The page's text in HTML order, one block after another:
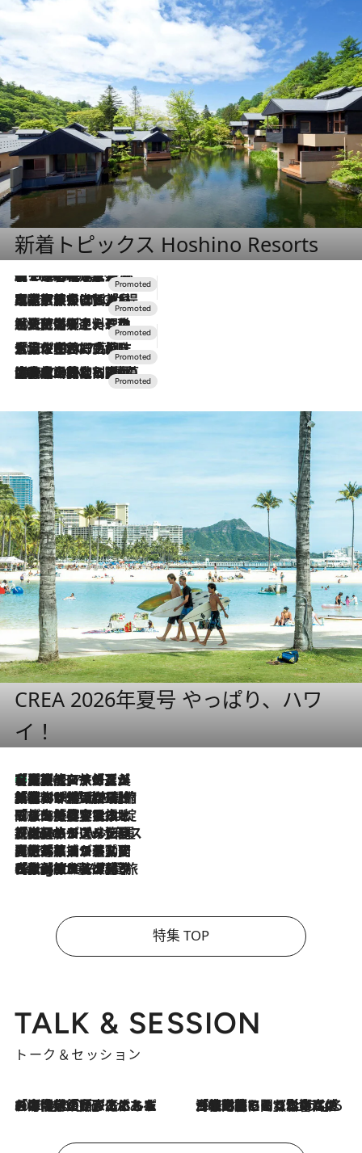
新着トピックス Hoshino Resorts
2026.8.7
【トンボの足水浴】ヒノキの香りに包まれて涼感マックス！約13℃の湧水かけ流しを避暑地「星野温泉 トンボの湯」で体験
2026.7.31
【ホテル帰省】という選択肢をOMOが提案。家族とほどよい距離を保つには「昼は実家、夜は気兼ねなくホテルで！」
2026.7.24
【夏限定ディナーコース】旬を迎える稚鮎や花ズッキーニなどをイタリア・トスカーナの郷土料理の手法で満喫！
2026.7.17
「土佐和ハーブかき氷」がOMO7高知に登場！生姜、山椒、大葉など目にも舌にも涼を呼ぶ郷土の味
2026.7.10
NEW OPEN！【界 草津】名湯の地に誕生。趣の異なる2種の温泉と上州ならではの会席・蕎麦割烹など美食を味わう究極の癒やし旅
CREA 2026年夏号 やっぱり、ハワ
イ！
2026.8.7
【厳選旅コスメ】「多機能アイテムがメイン！」旅好き美容エディターが選んだ夏旅ベストコスメを発表【Mサイズジップ】
2026.8.6
「荷物が増えるほど旅ストレスは増す」美容ジャーナリストがたどり着いた最終結論。“化粧品を劇的に減らす”感動の凝縮美容とは
2026.8.6
「旅先には金髪ウィッグを持参」日本と同じメイクでは損してる!? 美容ジャーナリストが提案する“掟破りの旅美容”とは
2026.8.6
【厳選旅コスメ】「身軽さ＆UV対策重視！」ヘアアーティストshucoが選んだ夏旅ベストコスメを発表【Mサイズジップ】
2026.8.5
【厳選旅コスメ】国内をあちこち移動する河井菜摘が選んだ夏旅ベストコスメ発表！「リラックスアイテムはマスト」【Mサイズジップ】
2026.8.4
【厳選旅コスメ】「紫外線＆乾燥対策しながらメイク感も！」ヘア＆メイクGeorgeが選んだ夏旅ベストコスメを発表！【Mサイズジップ】
特集 TOP
TALK & SESSION
トーク＆セッション
2026.8.3
「今後値上げがあるとすれば…」「リスクがあるのは今年の冬」エネルギー専門家が語る、ホルムズ海峡封鎖が家庭にもたらす“ある心配” 2026.8.3
「住宅建てられない…」「サーチャージ料の高値が続いている」ホルムズ海峡封鎖による影響はいつまで続く？《エネルギー専門家に聞く“どうなる日本の暮らし”》